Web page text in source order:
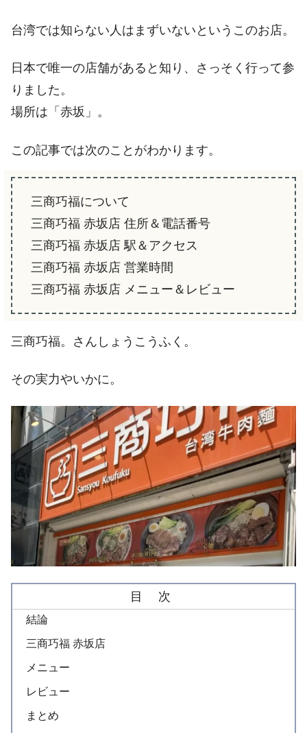
台湾では知らない人はまずいないというこのお店。
日本で唯一の店舗があると知り、さっそく行って参
りました。
場所は「赤坂」。
この記事では次のことがわかります。
三商巧福について
三商巧福 赤坂店 住所＆電話番号
三商巧福 赤坂店 駅＆アクセス
三商巧福 赤坂店 営業時間
三商巧福 赤坂店 メニュー＆レビュー
三商巧福。さんしょうこうふく。
その実力やいかに。
目 次
結論
三商巧福 赤坂店
メニュー
レビュー
まとめ